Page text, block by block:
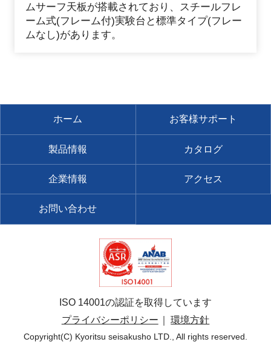
ムサーフ天板が搭載されており、スチールフレ
ーム式(フレーム付)実験台と標準タイプ(フレー
ムなし)があります。
ホーム お客様サポート
製品情報 カタログ
企業情報 アクセス
お問い合わせ
ISO 14001の認証を取得しています
プライバシーポリシー
環境方針
Copyright(C) Kyoritsu seisakusho LTD., All rights reserved.